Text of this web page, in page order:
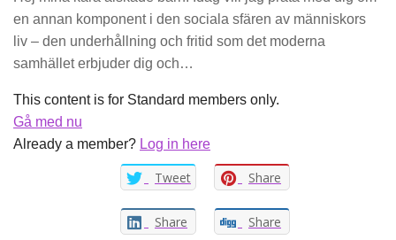
en annan komponent i den sociala sfären av människors
liv – den underhållning och fritid som det moderna
samhället erbjuder dig och…
This content is for Standard members only.
Gå med nu
Already a member? Log in here
Tweet Share
Share Share